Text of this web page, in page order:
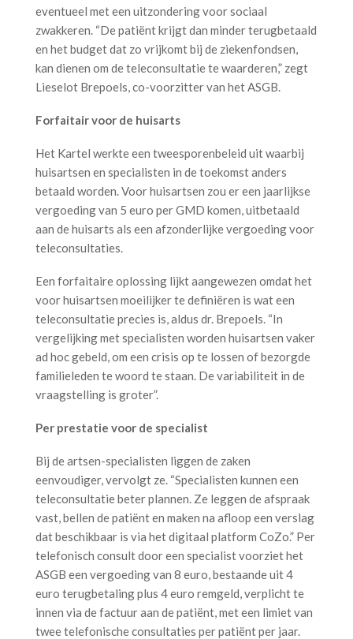
eventueel met een uitzondering voor sociaal
zwakkeren. “De patiënt krijgt dan minder terugbetaald
en het budget dat zo vrijkomt bij de ziekenfondsen,
kan dienen om de teleconsultatie te waarderen,” zegt
Lieselot Brepoels, co-voorzitter van het ASGB.
Forfaitair voor de huisarts
Het Kartel werkte een tweesporenbeleid uit waarbij
huisartsen en specialisten in de toekomst anders
betaald worden. Voor huisartsen zou er een jaarlijkse
vergoeding van 5 euro per GMD komen, uitbetaald
aan de huisarts als een afzonderlijke vergoeding voor
teleconsultaties.
Een forfaitaire oplossing lijkt aangewezen omdat het
voor huisartsen moeilijker te definiëren is wat een
teleconsultatie precies is, aldus dr. Brepoels. “In
vergelijking met specialisten worden huisartsen vaker
ad hoc gebeld, om een crisis op te lossen of bezorgde
familieleden te woord te staan. De variabiliteit in de
vraagstelling is groter”.
Per prestatie voor de specialist
Bij de artsen-specialisten liggen de zaken
eenvoudiger, vervolgt ze. “Specialisten kunnen een
teleconsultatie beter plannen. Ze leggen de afspraak
vast, bellen de patiënt en maken na afloop een verslag
dat beschikbaar is via het digitaal platform CoZo.” Per
telefonisch consult door een specialist voorziet het
ASGB een vergoeding van 8 euro, bestaande uit 4
euro terugbetaling plus 4 euro remgeld, verplicht te
innen via de factuur aan de patiënt, met een limiet van
twee telefonische consultaties per patiënt per jaar.